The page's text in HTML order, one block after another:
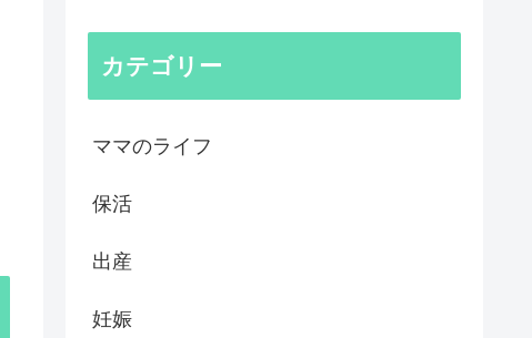
カテゴリー
ママのライフ
保活
出産
妊娠